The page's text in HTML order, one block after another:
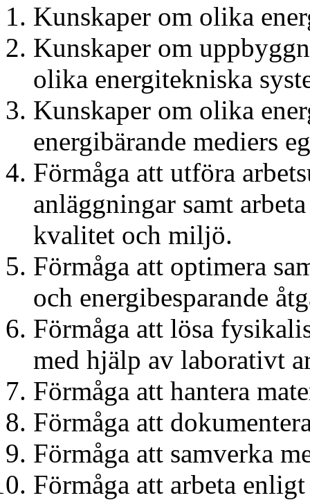
Kunskaper om olika
Kunskaper om
olika energitekniska
Kunskaper om olika
energibärande mediers
Förmåga att utföra
anläggningar samt
kvalitet och miljö.
Förmåga att optimera
och energibesparande
Förmåga att lösa
med hjälp av laborativt
Förmåga att hantera
Förmåga att
Förmåga att samverka
Förmåga att arbeta